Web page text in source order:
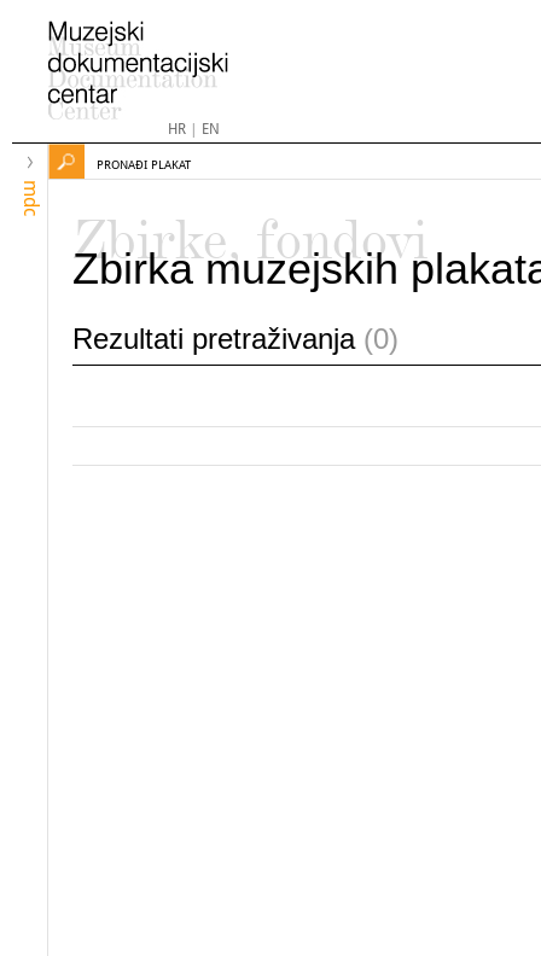
HR| EN
mdc
PRONAĐI PLAKAT
Zbirke, fondovi
Zbirka muzejskih
Rezultati pretraživanja (0)